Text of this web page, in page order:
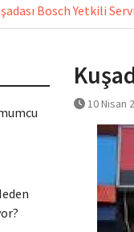
Bosch Yetkili
10 Nisan